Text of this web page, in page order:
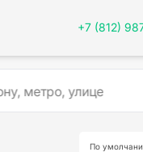
+7 (812)
По